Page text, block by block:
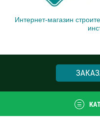
Интернет-магазин